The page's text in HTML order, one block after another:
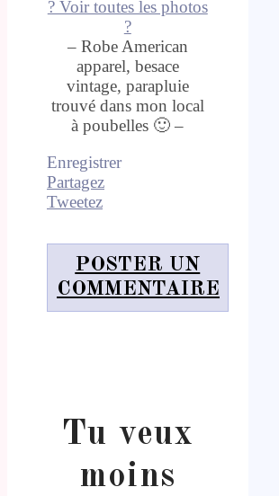
? Voir toutes les photos
?
– Robe American
apparel, besace
vintage, parapluie
trouvé dans mon local
à poubelles 🙂 –
Enregistrer
Partagez
Tweetez
POSTER UN
COMMENTAIRE
Tu veux
moins